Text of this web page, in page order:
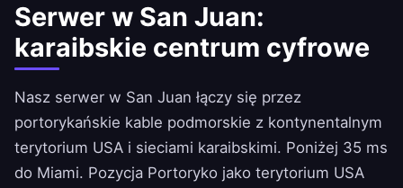
Serwer w San Juan:
karaibskie centrum cyfrowe
Nasz serwer w San Juan łączy się przez
portorykańskie kable podmorskie z kontynentalnym
terytorium USA i sieciami karaibskimi. Poniżej 35 ms
do Miami. Pozycja Portoryko jako terytorium USA